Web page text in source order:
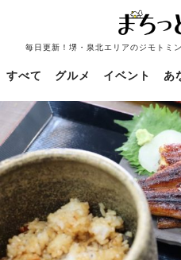
毎日更新！堺・泉北エリアのジモトミ
すべて グルメ イベント あ